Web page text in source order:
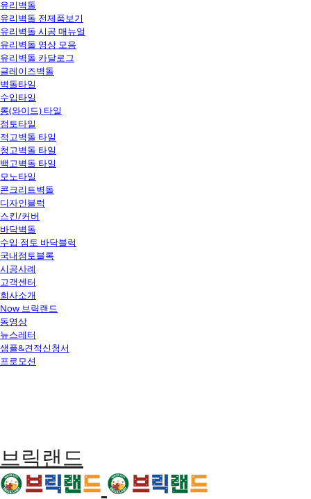
유리벽돌
유리벽돌 전제품보기
유리벽돌 시공 매뉴얼
유리벽돌 영상 모음
유리벽돌 카달로그
글레이즈벽돌
벽돌타일
수입타일
롱(와이드) 타일
점토타일
적고벽돌 타일
청고벽돌 타일
백고벽돌 타일
모노타일
콘크리트벽돌
디자인블럭
스킨/커버
바닥벽돌
수입 점토 바닥블럭
국내점토블록
시공사례
고객센터
회사소개
Now 브릭랜드
동영상
뉴스레터
샘플&견적신청서
프로모션
브릭랜드